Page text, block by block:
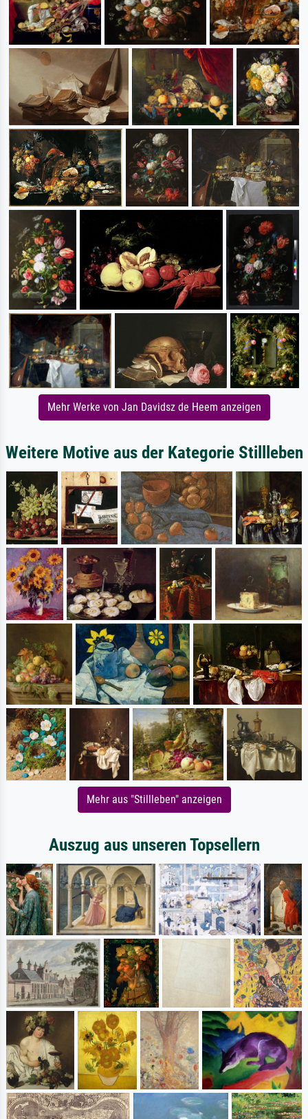
Mehr Werke von Jan Davidsz de Heem anzeigen
Weitere Motive aus der Kategorie Stillleben
Mehr aus "Stillleben" anzeigen
Auszug aus unseren Topsellern